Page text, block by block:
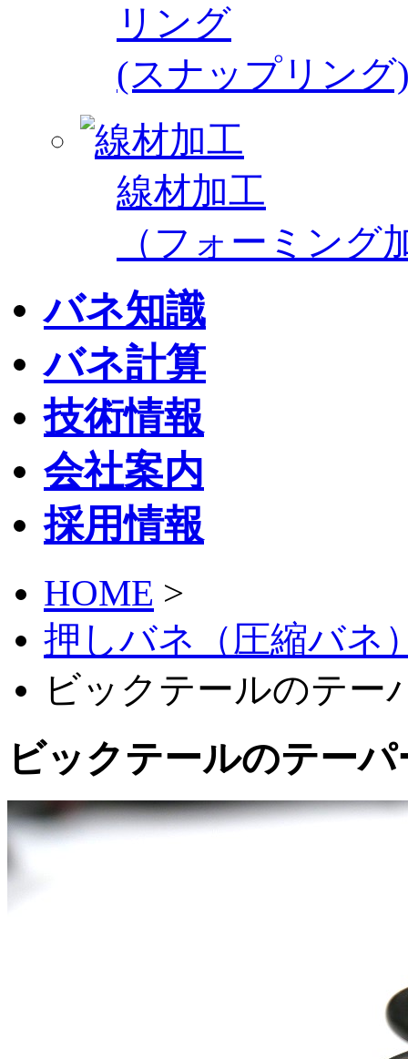
リング
(スナップリング
線材加工
（フォーミング
バネ知識
バネ計算
技術情報
会社案内
採用情報
HOME >
押しバネ（圧縮バネ
ビックテールのテー
ビックテールのテー